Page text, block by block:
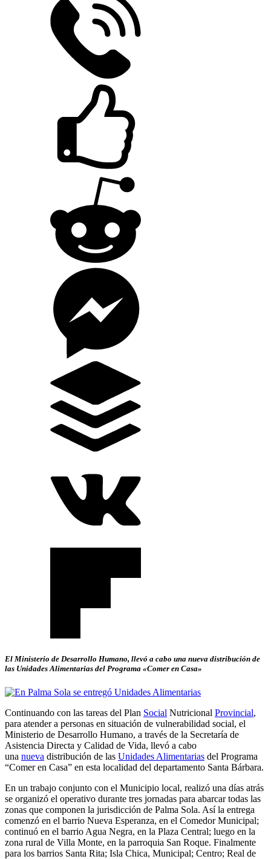
El Ministerio de Desarrollo Humano, llevó a cabo una nueva distribución de
las Unidades Alimentarias del Programa «Comer en Casa»
Continuando con las tareas del Plan Social Nutricional Provincial,
para atender a personas en situación de vulnerabilidad social, el
Ministerio de Desarrollo Humano, a través de la Secretaría de
Asistencia Directa y Calidad de Vida, llevó a cabo
una nueva distribución de las Unidades Alimentarias del Programa
“Comer en Casa” en esta localidad del departamento Santa Bárbara.
En un trabajo conjunto con el Municipio local, realizó una días atrás
se organizó el operativo durante tres jornadas para abarcar todas las
zonas que componen la jurisdicción de Palma Sola. Así la entrega
comenzó en el barrio Nueva Esperanza, en el Comedor Municipal;
continuó en el barrio Agua Negra, en la Plaza Central; luego en la
zona rural de Villa Monte, en la parroquia San Roque. Finalmente
para los barrios Santa Rita; Isla Chica, Municipal; Centro; Real de